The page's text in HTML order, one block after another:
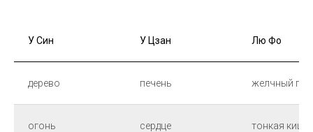
У Син У Цзан Лю Фо
дерево печень желчный
огонь сердце тонкая